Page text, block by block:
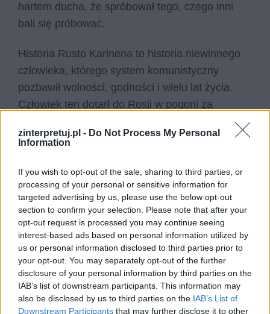
zinterpretuj.pl - Do Not Process My Personal
Information
If you wish to opt-out of the sale, sharing to third parties, or
processing of your personal or sensitive information for
targeted advertising by us, please use the below opt-out
section to confirm your selection. Please note that after your
opt-out request is processed you may continue seeing
interest-based ads based on personal information utilized by
us or personal information disclosed to third parties prior to
your opt-out. You may separately opt-out of the further
disclosure of your personal information by third parties on the
IAB’s list of downstream participants. This information may
also be disclosed by us to third parties on the IAB’s List of
Downstream Participants that may further disclose it to other
hartem ducha, że spróbował tego, czego inni
bali się próbować.
Historia Rusto Karinena to historia niewinnego
człowieka, którego system komunistyczny
pozbawił wolności, godności i wielu lat życia.
Człowiek ten dotarł do Rosji w pogoni za
lepszym życiem, a został uznany za szpiega i
skazany na wiele lat nieludzkie katorgi.
przekonał się o tym, że z syberyjskiego piekła
ucieczki nie ma, a każda jej próba może tylko
pogorszyć sytuację tego, kto uciec spróbuje.
Czytaj także:
Opis Jercewa z Innego świata Gustawa
Herlinga-Grudzińskiego
Jak zachować człowieczeństwo w
sytuacji ekstremalnej? Omów